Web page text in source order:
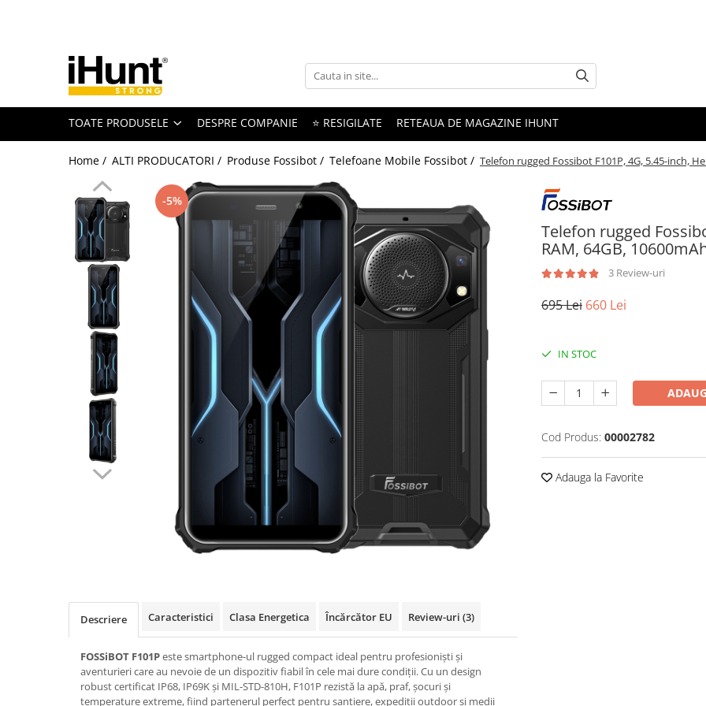
TELEFOANE & TABLETE IHUNT
Telefoane iHunt
Smartphone
Accesorii telefoane
Huse protectie
Accesorii smartwatch
ELECTROCASNICE
Aparate de Gătit
Oală sub Presiune
Mașini de Spălat Vase
Mașini de Spălat Rufe
Roboți Curătenie
Roboți Aspirator
Roboți Geamuri
TOATE PRODUSELE DESPRE COMPANIE ⭐ RESIGILATE RETEAUA DE MAGAZINE IHUNT
Home / ALTI PRODUCATORI / Produse Fossibot / Telefoane Mobile Fossibot / Telefon rugged Fossibot F101P, 4G, 5.45-inch,
Telefon rugged
RAM, 64GB,
3 Review-uri
-5%
695 Lei 660 Lei
IN STOC
Cod Produs: 00002782
Adauga la Favorite
Descriere Caracteristici Clasa Energetica Încărcător EU Review-uri (3)
FOSSiBOT F101Peste smartphone-ul rugged compact ideal pentru profesioniști și
aventurieri care au nevoie de un dispozitiv fiabil în cele mai dure condiții. Cu un design
robust certificat IP68, IP69K și MIL-STD-810H, F101P rezistă la apă, praf, șocuri și
temperature extreme, fiind partenerul perfect pentru șantiere, expediții outdoor și medii